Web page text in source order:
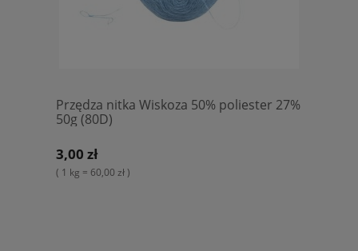
Przędza nitka Wiskoza 50% poliester 27%
50g (80D)
3,00 zł
( 1 kg = 60,00 zł )